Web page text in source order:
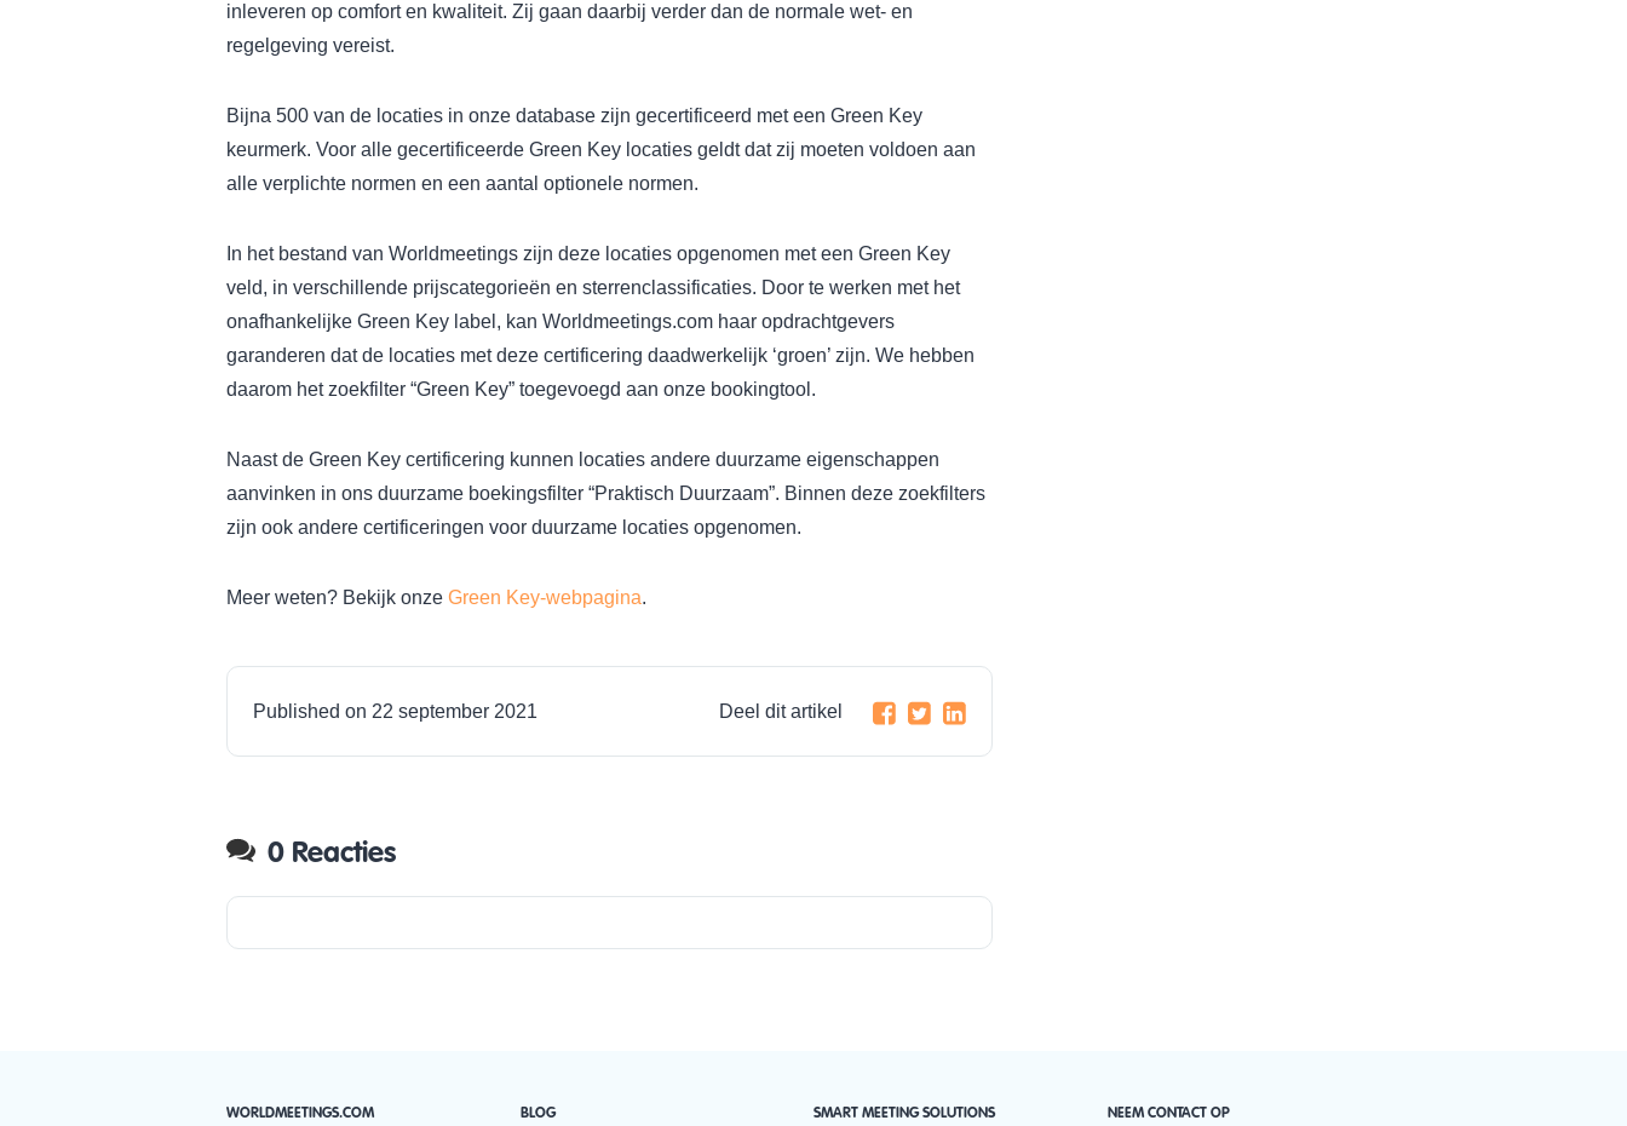
inleveren op comfort en kwaliteit. Zij gaan daarbij verder dan de normale wet- en
regelgeving vereist.
Bijna 500 van de locaties in onze database zijn gecertificeerd met een Green Key
keurmerk. Voor alle gecertificeerde Green Key locaties geldt dat zij moeten voldoen aan
alle verplichte normen en een aantal optionele normen.
In het bestand van Worldmeetings zijn deze locaties opgenomen met een Green Key
veld, in verschillende prijscategorieën en sterrenclassificaties. Door te werken met het
onafhankelijke Green Key label, kan Worldmeetings.com haar opdrachtgevers
garanderen dat de locaties met deze certificering daadwerkelijk ‘groen’ zijn. We hebben
daarom het zoekfilter “Green Key” toegevoegd aan onze bookingtool.
Naast de Green Key certificering kunnen locaties andere duurzame eigenschappen
aanvinken in ons duurzame boekingsfilter “Praktisch Duurzaam”. Binnen deze zoekfilters
zijn ook andere certificeringen voor duurzame locaties opgenomen.
Meer weten? Bekijk onze Green Key-webpagina.
Published on 22 september 2021 Deel dit artikel
0 Reacties
WORLDMEETINGS.COM
BLOG
SMART MEETING SOLUTIONS
NEEM CONTACT OP